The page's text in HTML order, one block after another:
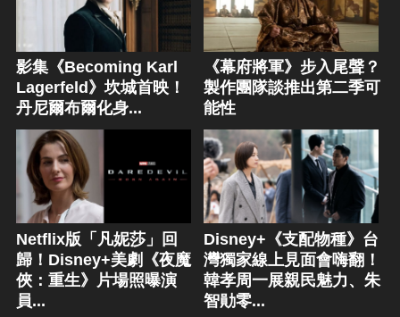
影集《Becoming Karl
Lagerfeld》坎城首映！
丹尼爾布爾化身...
《幕府將軍》步入尾聲？
製作團隊談推出第二季可
能性
Netflix版「凡妮莎」回
歸！Disney+美劇《夜魔
俠：重生》片場照曝演
員...
Disney+《支配物種》台
灣獨家線上見面會嗨翻！
韓孝周一展親民魅力、朱
智勛零...